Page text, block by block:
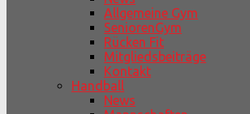
Allgemeine Gym
SeniorenGym
Rücken Fit
Mitgliedsbeiträge
Kontakt
Handball
News